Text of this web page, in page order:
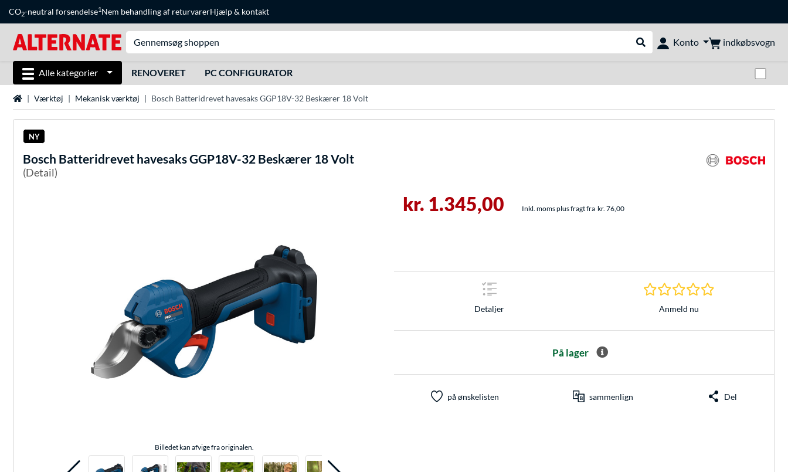
CO2-neutral forsendelse1Nem behandling af returvarerHjælp& kontakt
Udfør søgning
Konto indkøbsvogn
Alle kategorier RENOVERET PC CONFIGURATOR
StartsideVærktøj Mekanisk værktøj Bosch Batteridrevet havesaks GGP18V-32 Beskærer 18 Volt
NY
Bosch Batteridrevet havesaks GGP18V-32 Beskærer 18 Volt
(Detail)
Billedet kan afvige fra originalen.
kr. 1.345,00 Inkl. moms plus fragt fra kr. 76,00
Detaljer
0.0 Stjerner hos 0
Anmeld nu
På lager
på ønskelisten sammenlign Del